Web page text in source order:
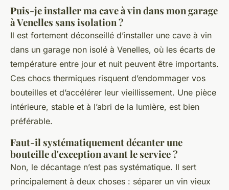
Puis-je installer ma cave à vin dans mon garage
à Venelles sans isolation ?
Il est fortement déconseillé d’installer une cave à vin
dans un garage non isolé à Venelles, où les écarts de
température entre jour et nuit peuvent être importants.
Ces chocs thermiques risquent d’endommager vos
bouteilles et d’accélérer leur vieillissement. Une pièce
intérieure, stable et à l’abri de la lumière, est bien
préférable.
Faut-il systématiquement décanter une
bouteille d'exception avant le service ?
Non, le décantage n’est pas systématique. Il sert
principalement à deux choses : séparer un vin vieux